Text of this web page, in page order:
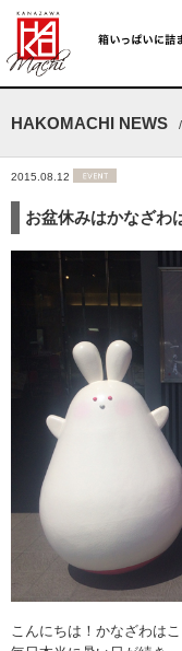
HAKOMACHI NEWS
2015.08.12
お盆休みはかなざわ
こんにちは！かなざわはこ